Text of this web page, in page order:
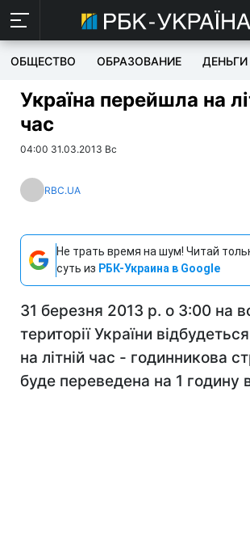
ОБЩЕСТВО ОБРАЗОВАНИЕ ДЕНЬГИ
Україна перейшла на
час
04:00 31.03.2013 Вс
RBC.UA
Не трать время на шум! Читай
суть из РБК-Украина в Google
31 березня 2013 р. о 3:00 на
території України
на літній час - годинникова
буде переведена на 1 годину